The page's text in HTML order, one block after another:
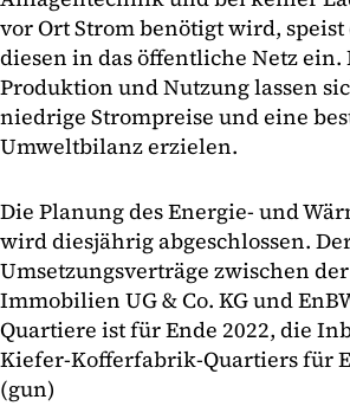
vor Ort Strom benötigt wird,
diesen in das öffentliche Netz
Produktion und Nutzung lassen
niedrige Strompreise und eine
Umweltbilanz erzielen.
Die Planung des Energie- und
wird diesjährig abgeschlossen.
Umsetzungsverträge zwischen
Immobilien UG & Co. KG und
Quartiere ist für Ende 2022, die
Kiefer-Kofferfabrik-Quartiers für
(gun)